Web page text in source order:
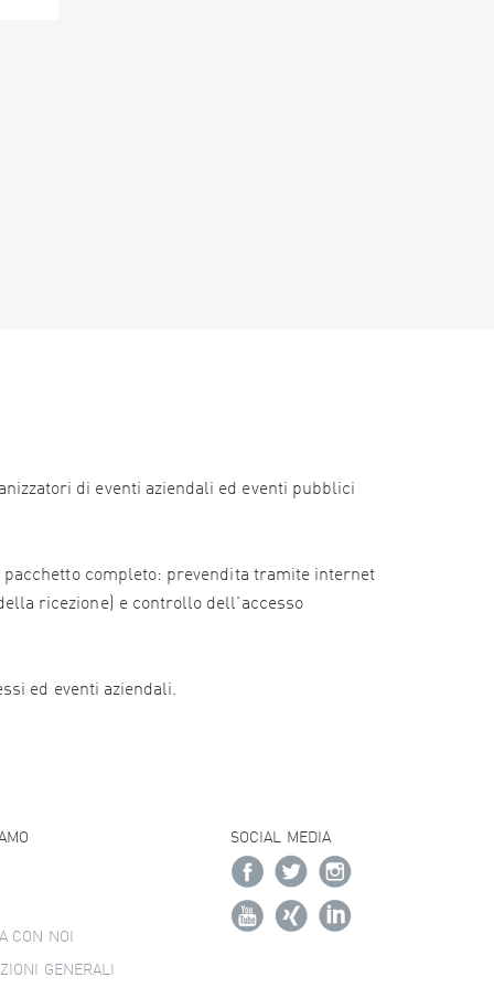
di eventi aziendali ed eventi pubblici
completo: prevendita tramite internet
ricezione) e controllo dell'accesso
ed eventi aziendali.
CON NOI
GENERALI
SOCIAL MEDIA